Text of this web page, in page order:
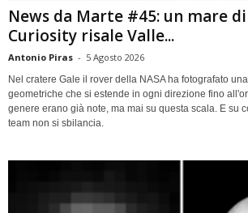
News da Marte #45: un mare
Curiosity risale Valle...
Antonio Piras - 5 Agosto 2026
Nel cratere Gale il rover della NASA ha fotografato
geometriche che si estende in ogni direzione fino
genere erano già note, ma mai su questa scala. E su
team non si sbilancia.